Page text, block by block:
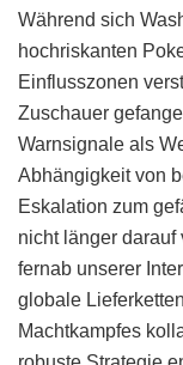
Während sich
hochriskanten
Einflusszonen
Zuschauer
Warnsignale als
Abhängigkeit von
Eskalation zum
nicht länger
fernab unserer
globale
Machtkampfes